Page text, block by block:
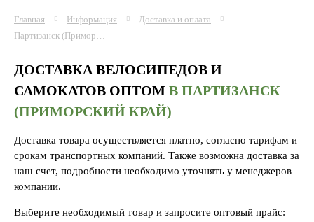
Главная Информация
Доставка и оплата
Партизанск (Приморский край)
ДОСТАВКА ВЕЛОСИПЕДОВ И
САМОКАТОВ ОПТОМ В ПАРТИЗАНСК
(ПРИМОРСКИЙ КРАЙ)
Доставка товара осуществляется платно, согласно тарифам и
срокам транспортных компаний. Также возможна доставка за
наш счет, подробности необходимо уточнять у менеджеров
компании.
Выберите необходимый товар и запросите оптовый прайс: